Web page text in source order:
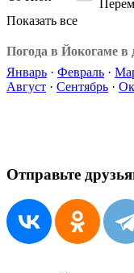
Показать все
Погода в Йокогаме в
Январь · Февраль ·
Август · Сентябрь ·
Отправьте